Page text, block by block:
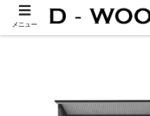
104-03s
メニュー